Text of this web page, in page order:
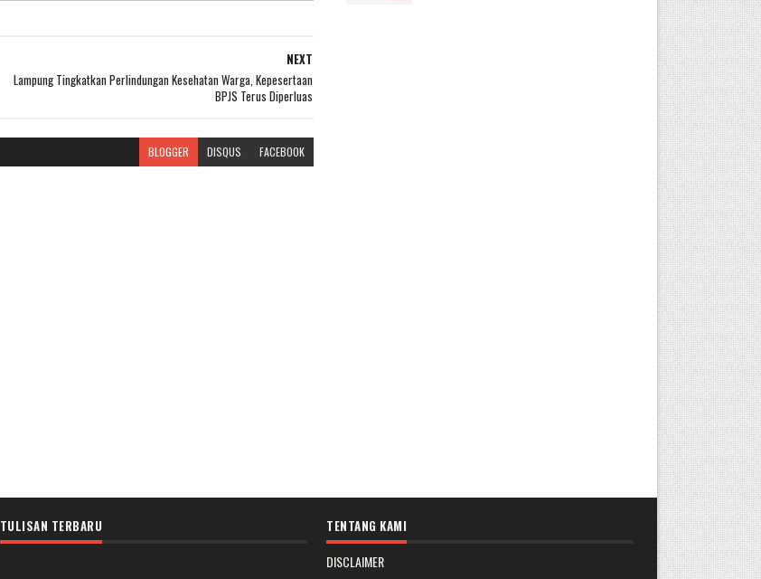
NEXT
Lampung Tingkatkan Perlindungan Kesehatan Warga, Kepesertaan
BPJS Terus Diperluas
BLOGGER DISQUS FACEBOOK
TULISAN TERBARU TENTANG KAMI
DISCLAIMER